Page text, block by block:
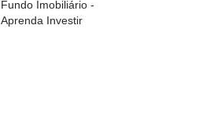
Fundo Imobiliário -
Aprenda Investir